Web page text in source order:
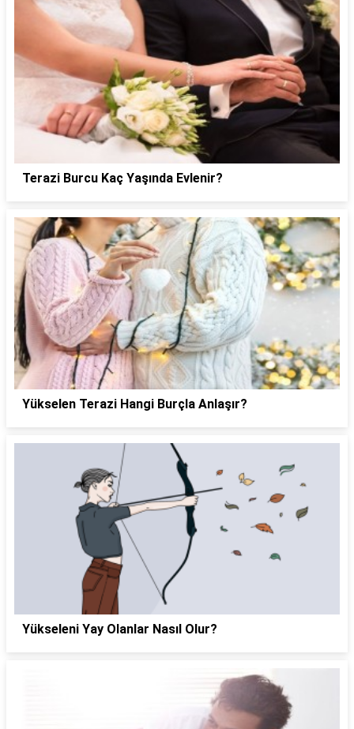
Terazi Burcu Kaç Yaşında Evlenir?
Yükselen Terazi Hangi Burçla Anlaşır?
Yükseleni Yay Olanlar Nasıl Olur?